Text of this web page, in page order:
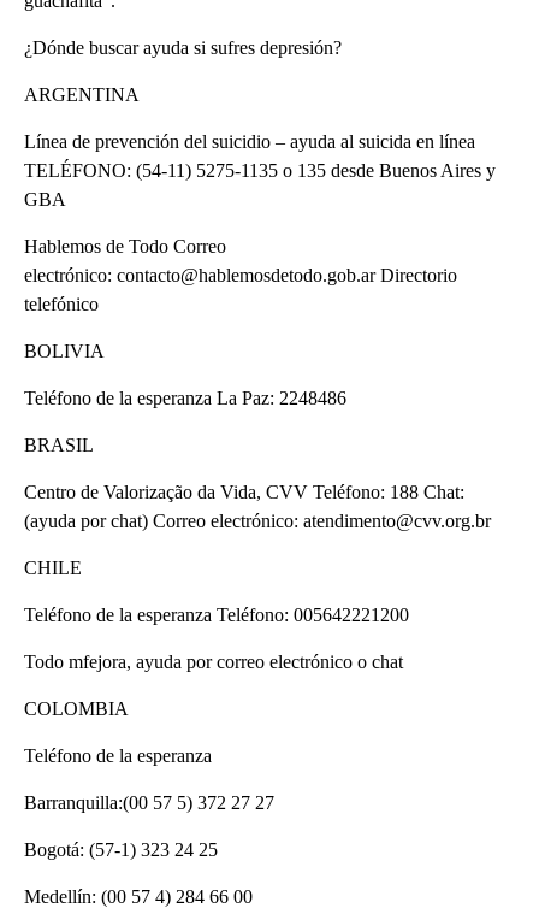
¿Dónde buscar ayuda si sufres depresión?
ARGENTINA
Línea de prevención del suicidio – ayuda al suicida en línea
TELÉFONO: (54-11) 5275-1135 o 135 desde Buenos Aires y
GBA
Hablemos de Todo Correo
electrónico: contacto@hablemosdetodo.gob.ar Directorio
telefónico
BOLIVIA
Teléfono de la esperanza La Paz: 2248486
BRASIL
Centro de Valorização da Vida, CVV Teléfono: 188 Chat:
(ayuda por chat) Correo electrónico: atendimento@cvv.org.br
CHILE
Teléfono de la esperanza Teléfono: 005642221200
Todo mfejora, ayuda por correo electrónico o chat
COLOMBIA
Teléfono de la esperanza
Barranquilla:(00 57 5) 372 27 27
Bogotá: (57-1) 323 24 25
Medellín: (00 57 4) 284 66 00